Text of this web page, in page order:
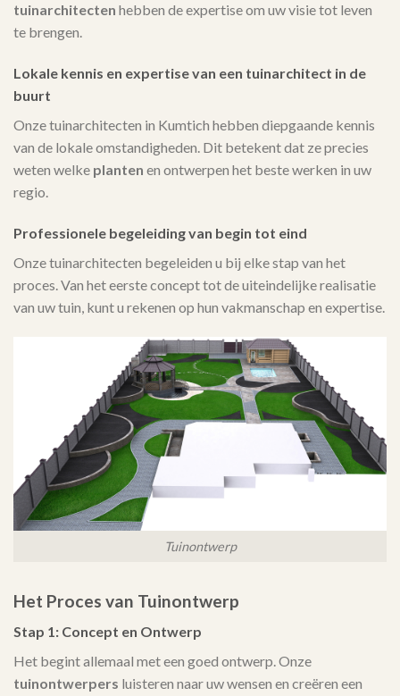
tuinarchitecten hebben de expertise om uw visie tot leven
te brengen.
Lokale kennis en expertise van een tuinarchitect in de
buurt
Onze tuinarchitecten in Kumtich hebben diepgaande kennis
van de lokale omstandigheden. Dit betekent dat ze precies
weten welke planten en ontwerpen het beste werken in uw
regio.
Professionele begeleiding van begin tot eind
Onze tuinarchitecten begeleiden u bij elke stap van het
proces. Van het eerste concept tot de uiteindelijke realisatie
van uw tuin, kunt u rekenen op hun vakmanschap en expertise.
Tuinontwerp
Het Proces van Tuinontwerp
Stap 1: Concept en Ontwerp
Het begint allemaal met een goed ontwerp. Onze
tuinontwerpers luisteren naar uw wensen en creëren een